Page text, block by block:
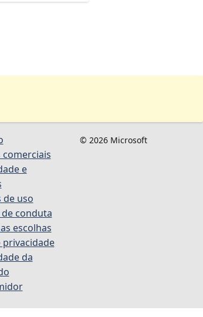
comerciais
e
de uso
conduta
escolhas
privacidade
da
© 2026 Microsoft